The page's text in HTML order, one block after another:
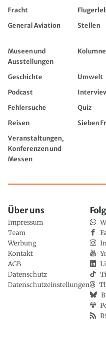
Fracht
General Aviation
Stellen
Museen und
Ausstellungen
Geschichte Umwelt
Podcast
Fehlersuche
Quiz
Reisen
Sieben
Veranstaltungen,
Konferenzen und
Messen
Über uns
Impressum
Team
Werbung
Kontakt
AGB
Datenschutz
Datenschutzeinstellungen